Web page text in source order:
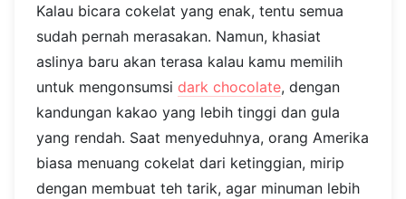
Kalau bicara cokelat yang enak, tentu semua
sudah pernah merasakan. Namun, khasiat
aslinya baru akan terasa kalau kamu memilih
untuk mengonsumsi dark chocolate, dengan
kandungan kakao yang lebih tinggi dan gula
yang rendah. Saat menyeduhnya, orang Amerika
biasa menuang cokelat dari ketinggian, mirip
dengan membuat teh tarik, agar minuman lebih